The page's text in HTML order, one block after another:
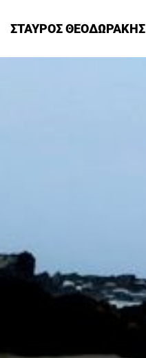
ΣΤΑΥΡΟΣ ΘΕΟΔΩΡΑΚΗΣ